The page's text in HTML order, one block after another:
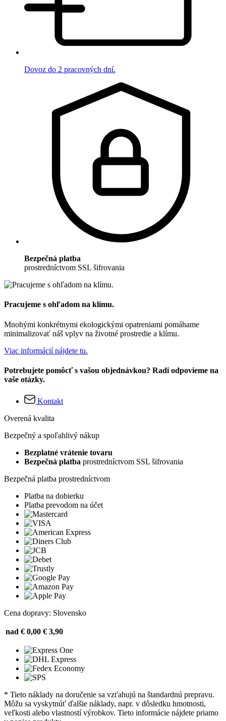
Dovoz do 2 pracovných dní.
Bezpečná platba
prostredníctvom SSL šifrovania
Pracujeme s ohľadom na klímu.
Mnohými konkrétnymi ekologickými opatreniami pomáhame
minimalizovať náš vplyv na životné prostredie a klímu.
Viac informácií nájdete tu.
Potrebujete pomôcť s vašou objednávkou? Radi odpovieme na
vaše otázky.
Kontakt
Overená kvalita
Bezpečný a spoľahlivý nákup
Bezplatné vrátenie tovaru
Bezpečná platba prostredníctvom SSL šifrovania
Bezpečná platba prostredníctvom
Platba na dobierku
Platba prevodom na účet
Cena dopravy: Slovensko
nad € 0,00 € 3,90
* Tieto náklady na doručenie sa vzťahujú na štandardnú prepravu.
Môžu sa vyskytnúť ďalšie náklady, napr. v dôsledku hmotnosti,
veľkosti alebo vlastností výrobkov. Tieto informácie nájdete priamo